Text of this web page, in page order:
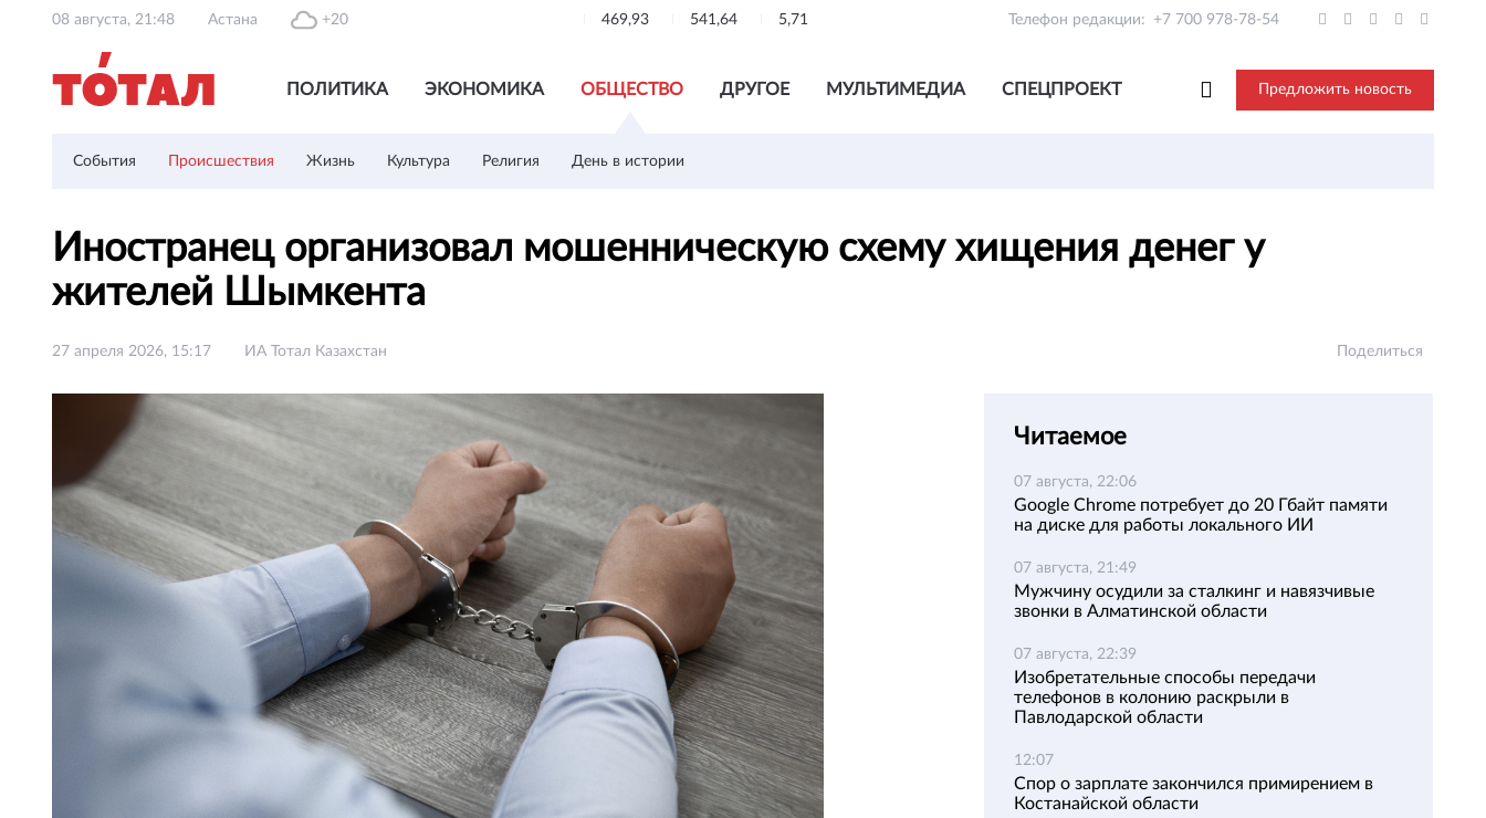
08 августа, 21:48 Астана +20 469,93 541,64 5,71 Телефон редакции: +7 700 978-78-54
ПОЛИТИКА ЭКОНОМИКА ОБЩЕСТВО ДРУГОЕ МУЛЬТИМЕДИА СПЕЦПРОЕКТ Предложить новость
События Происшествия Жизнь Культура Религия День в истории
Иностранец организовал мошенническую схему хищения денег у
жителей Шымкента
27 апреля 2026, 15:17 ИА Тотал Казахстан Поделиться
Читаемое
07 августа, 22:06
Google Chrome потребует до 20 Гбайт памяти
на диске для работы локального ИИ
07 августа, 21:49
Мужчину осудили за сталкинг и навязчивые
звонки в Алматинской области
07 августа, 22:39
Изобретательные способы передачи
телефонов в колонию раскрыли в
Павлодарской области
12:07
Спор о зарплате закончился примирением в
Костанайской области